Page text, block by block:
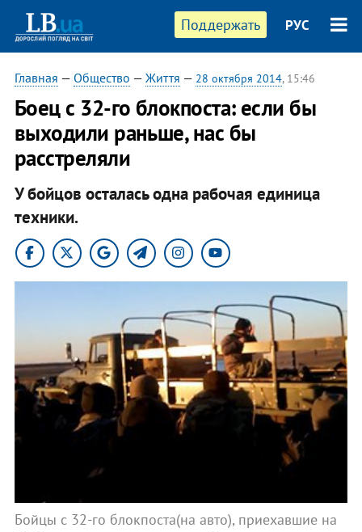
Поддержать РУС
Главная — Общество — Життя — 28 октября 2014, 15:46
Боец с 32-го блокпоста: если бы
выходили раньше, нас бы
расстреляли
У бойцов осталась одна рабочая единица
техники.
Бойцы с 32-го блокпоста(на авто), приехавшие на